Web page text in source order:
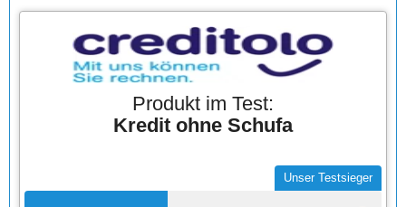
Produkt im Test:
Kredit ohne Schufa
Unser Testsieger